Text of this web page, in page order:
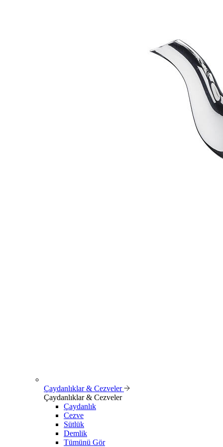
Çaydanlıklar & Cezveler
Çaydanlıklar & Cezveler
Çaydanlık
Cezve
Sütlük
Demlik
Tümünü Gör